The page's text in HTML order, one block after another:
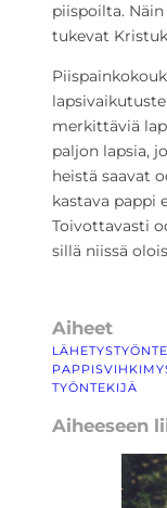
piispoilta.
tukevat
merkittäviä
paljon lapsia,
heistä saavat
kastava pappi
Toivottavasti
sillä niissä
Aiheet
TYÖNTEKIJÄ
Aiheeseen